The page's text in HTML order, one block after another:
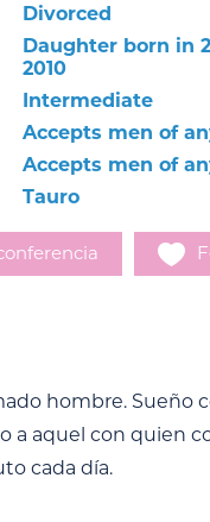
Divorced
Daughter born in
2010
Intermediate
Accepts men of
Accepts men of
Tauro
hombre. Sueño
a aquel con quien
cada día.